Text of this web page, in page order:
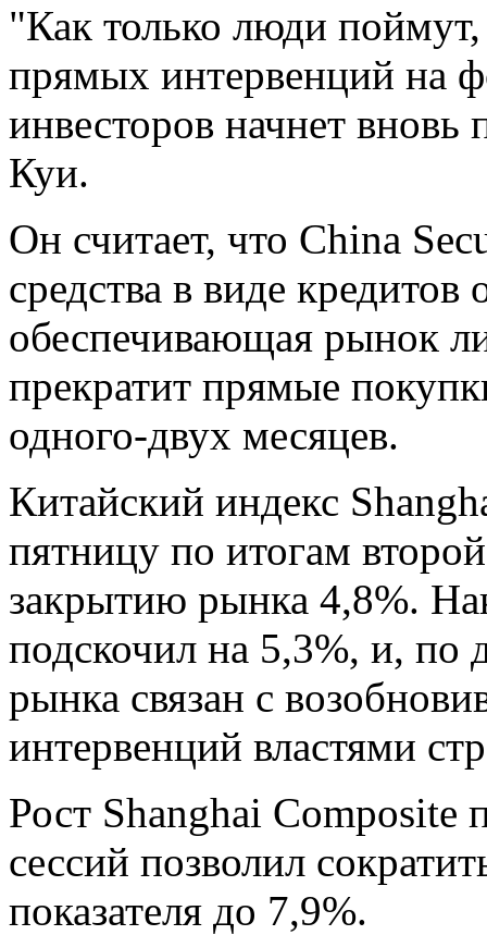
"Как только люди поймут,
прямых интервенций на
инвесторов начнет вновь
Куи.
Он считает, что China
средства в виде
обеспечивающая рынок
прекратит прямые
одного-двух месяцев.
Китайский индекс
пятницу по итогам
закрытию рынка 4,8%.
подскочил на 5,3%, и, по
рынка связан с
интервенций властями
Рост Shanghai Composite
сессий позволил
показателя до 7,9%.